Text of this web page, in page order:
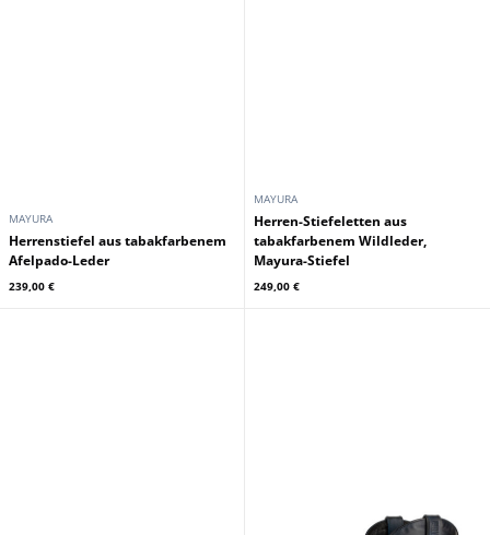
MAYURA
Herrenstiefel aus tabakfarbenem
Afelpado-Leder
239,00 €
MAYURA
Herren-Stiefeletten aus
tabakfarbenem Wildleder,
Mayura-Stiefel
249,00 €